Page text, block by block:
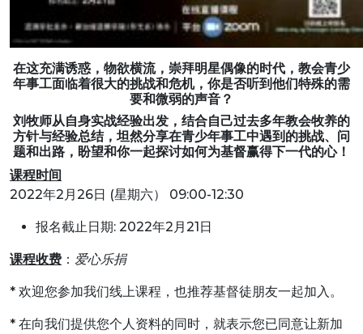
在这充满诱惑，物欲横流，崇拜明星偶像的时代，教会青少
年事工面临着很大的挑战和危机，你是否听到他们特殊的需
要和微弱的声音？
刘牧师从自身实战经验出发，结合自己过去多年教会牧养的
方针与经验总结，坦然分享在青少年事工中遇到的挑战、问
题和出路，盼望和你一起探讨如何为基督赢得下一代的心！
课程时间
2022年2月26日 (星期六） 09:00-12:30
报名截止日期: 2022年2月21日
课程收费 ： 爱心乐捐
* 欢迎您参加我们线上课程，也推荐基督徒朋友一起加入。
* 在向我们提供您个人资料的同时，就表示您已同意让新加